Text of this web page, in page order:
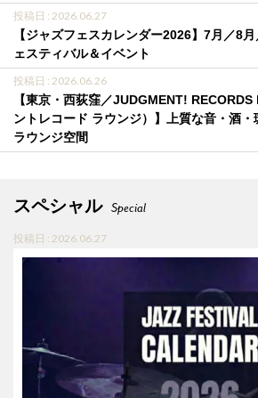
投稿日 : 2026.06.27
【ジャズフェスカレンダー2026】7月／8
ェスティバル＆イベント
投稿日 : 2026.06.26
【東京・西荻窪／JUDGMENT!
ントレコード ラウンジ）】上質な音・酒
ラウンジ空間
スペシャル Special
投稿日 : 2026.06.27